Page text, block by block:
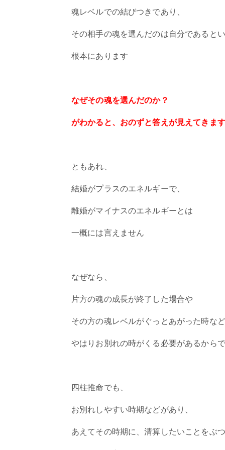
魂レベルでの結びつきであり、
その相手の魂を選んだのは自分であると
根本にあります
なぜその魂を選んだのか？
がわかると、おのずと答えが見えてきま
ともあれ、
結婚がプラスのエネルギーで、
離婚がマイナスのエネルギーとは
一概には言えません
なぜなら、
片方の魂の成長が終了した場合や
その方の魂レベルがぐっとあがった時など
やはりお別れの時がくる必要があるから
四柱推命でも、
お別れしやすい時期などがあり、
あえてその時期に、清算したいことをぶ